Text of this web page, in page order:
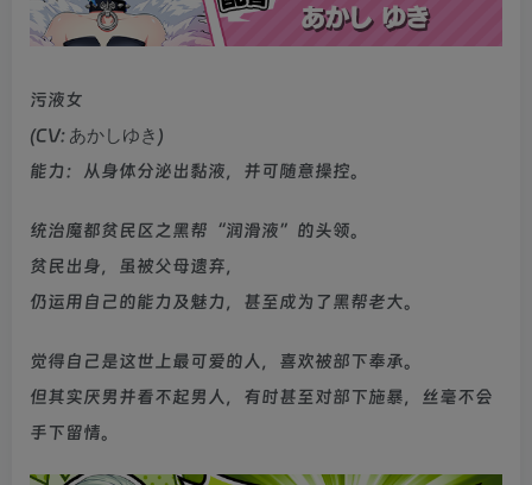
污液女
(CV: あかしゆき)
能力：从身体分泌出黏液，并可随意操控。
统治魔都贫民区之黑帮“润滑液”的头领。
贫民出身，虽被父母遗弃，
仍运用自己的能力及魅力，甚至成为了黑帮老大。
觉得自己是这世上最可爱的人，喜欢被部下奉承。
但其实厌男并看不起男人，有时甚至对部下施暴，丝毫不会
手下留情。